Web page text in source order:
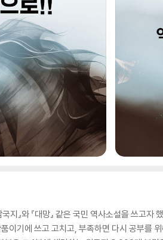
국지』와 『대망』 같은 국민 역사소설을 쓰
이기에 쓰고 고치고, 부족하면 다시 공부를